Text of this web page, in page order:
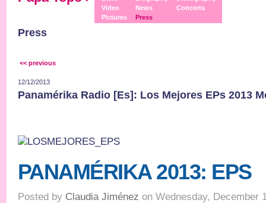
Video
Pictures
News
Press
Concerts
Press
<< previous
12/12/2013
Panamérika Radio [Es]: Los Mejores EPs 2013
PANAMÉRIKA 2013: EPS
Posted by Claudia Jiménez on Wednesday, December